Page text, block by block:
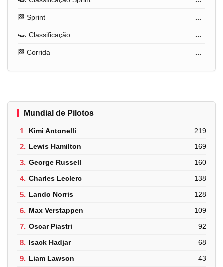
🏁 Sprint ...
🏎️ Classificação ...
🏁 Corrida ...
Mundial de Pilotos
1. Kimi Antonelli 219
2. Lewis Hamilton 169
3. George Russell 160
4. Charles Leclerc 138
5. Lando Norris 128
6. Max Verstappen 109
7. Oscar Piastri 92
8. Isack Hadjar 68
9. Liam Lawson 43